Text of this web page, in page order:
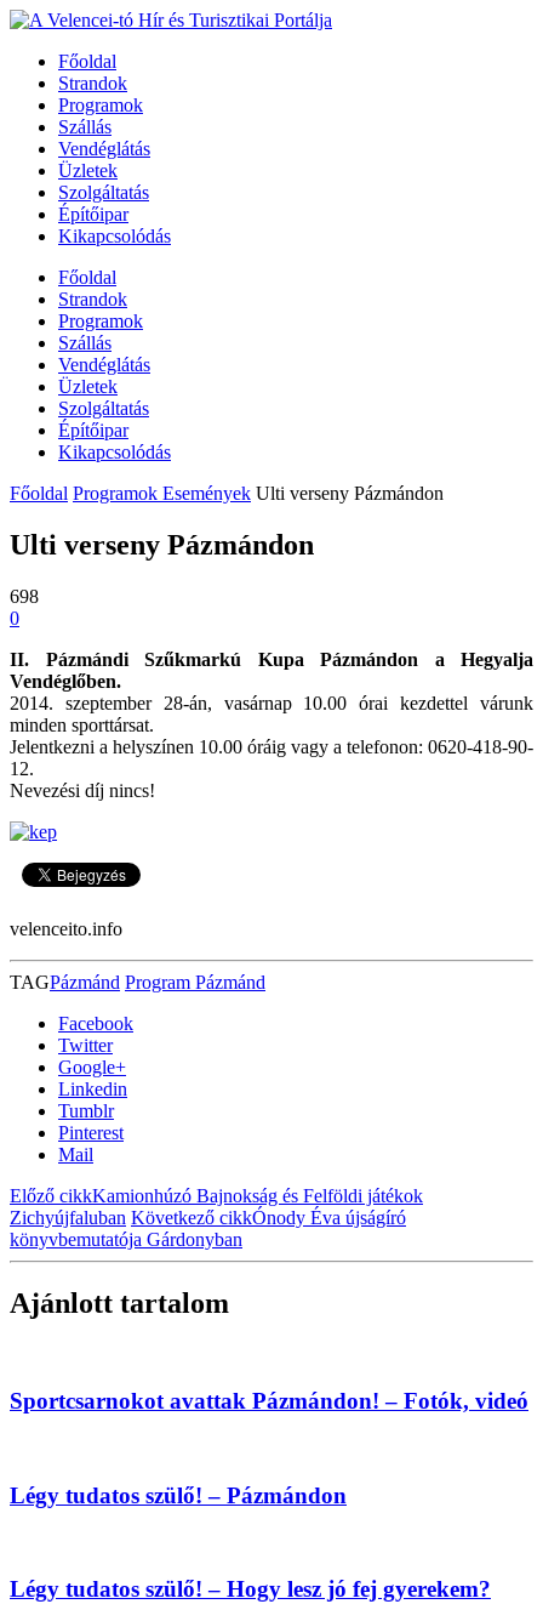
Főoldal
Strandok
Programok
Szállás
Vendéglátás
Üzletek
Szolgáltatás
Építőipar
Kikapcsolódás
Főoldal
Strandok
Programok
Szállás
Vendéglátás
Üzletek
Szolgáltatás
Építőipar
Kikapcsolódás
Főoldal Programok Események Ulti verseny Pázmándon
Ulti verseny Pázmándon
698
0
II. Pázmándi Szűkmarkú Kupa Pázmándon a Hegyalja
Vendéglőben.
2014. szeptember 28-án, vasárnap 10.00 órai kezdettel várunk
minden sporttársat.
Jelentkezni a helyszínen 10.00 óráig vagy a telefonon: 0620-418-90-
12.
Nevezési díj nincs!
velenceito.info
TAGPázmánd Program Pázmánd
Facebook
Twitter
Google+
Linkedin
Tumblr
Pinterest
Mail
Előző cikkKamionhúzó Bajnokság és Felföldi játékok
Zichyújfaluban Következő cikkÓnody Éva újságíró
könyvbemutatója Gárdonyban
Ajánlott tartalom
Sportcsarnokot avattak Pázmándon! – Fotók, videó
Légy tudatos szülő! – Pázmándon
Légy tudatos szülő! – Hogy lesz jó fej gyerekem?